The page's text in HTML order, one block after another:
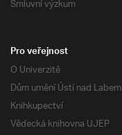
Smluvní výzkum
Pro veřejnost
O Univerzitě
Dům umění Ústí nad Labem
Knihkupectví
Vědecká knihovna UJEP